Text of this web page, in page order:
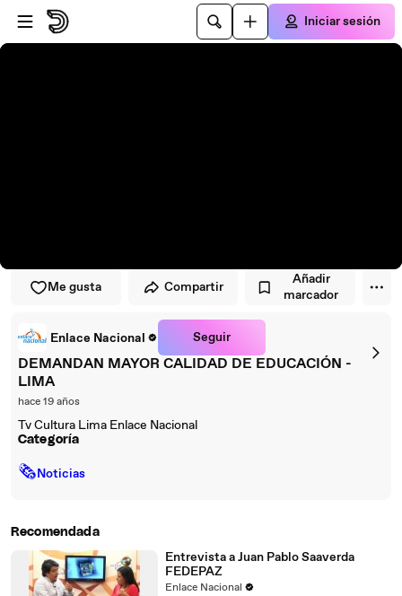
Saltar al reproductor
Saltar al contenido principal
Iniciar sesión
Me gusta Compartir
Añadir
marcador
Enlace Nacional Seguir
DEMANDAN MAYOR CALIDAD DE EDUCACIÓN -
LIMA
hace 19 años
Tv Cultura Lima Enlace Nacional
Categoría
🗞Noticias
Recomendada
Entrevista a Juan Pablo Saaverda
FEDEPAZ
Enlace Nacional